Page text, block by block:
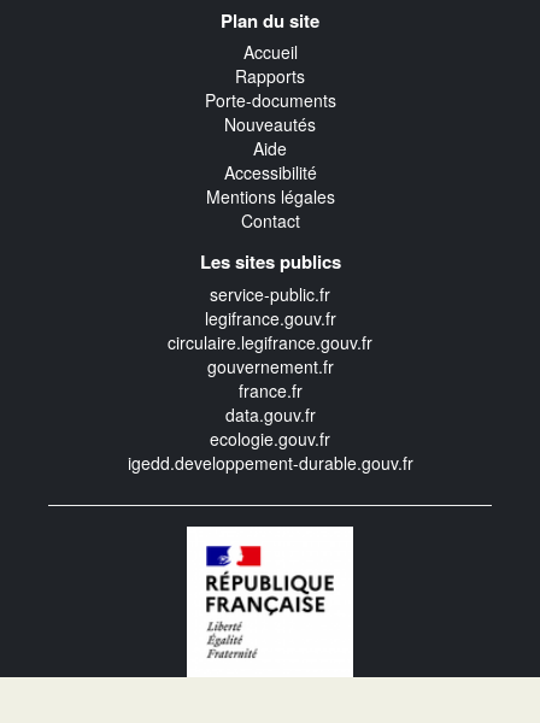
Plan du site
Accueil
Rapports
Porte-documents
Nouveautés
Aide
Accessibilité
Mentions légales
Contact
Les sites publics
service-public.fr
legifrance.gouv.fr
circulaire.legifrance.gouv.fr
gouvernement.fr
france.fr
data.gouv.fr
ecologie.gouv.fr
igedd.developpement-durable.gouv.fr